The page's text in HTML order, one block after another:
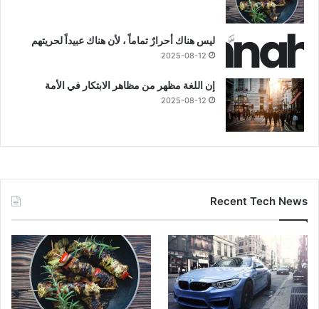
ليس هناك أحرارٌ تماماً ، لأن هناك عبيداً لحريتهم
2025-08-12
إن اللغة مظهر من مظاهر الابتكار في الأمة
2025-08-12
Recent Tech News